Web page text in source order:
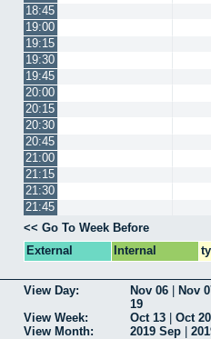
18:45
19:00
19:15
19:30
19:45
20:00
20:15
20:30
20:45
21:00
21:15
21:30
21:45
<< Go To Week Before
External
Internal
View Day: Nov 06 Nov
19
View Week:
Oct 13 Oct 20
View Month:
2019 Sep